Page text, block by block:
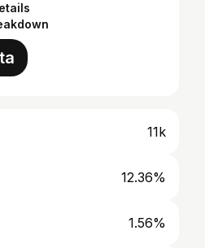
11k
12.36%
1.56%